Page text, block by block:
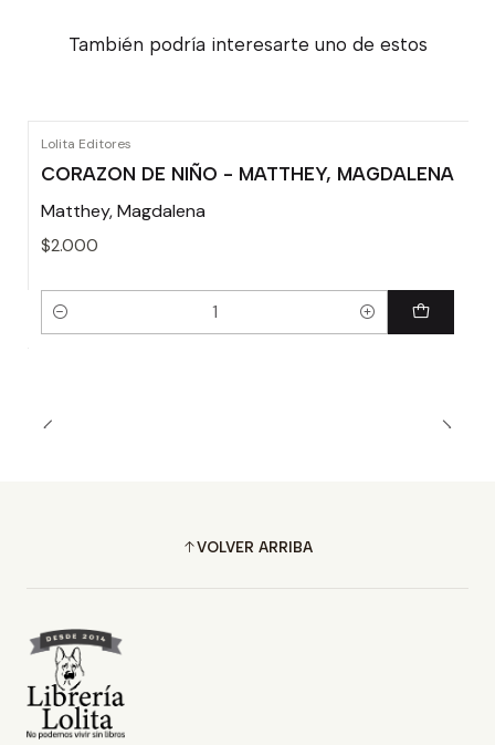
También podría interesarte uno de estos
Lolita Editores
CORAZON DE NIÑO - MATTHEY, MAGDALENA
Matthey, Magdalena
$2.000
Cantidad
VOLVER ARRIBA